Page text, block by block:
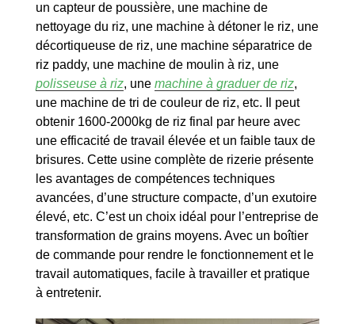
un capteur de poussière, une machine de
nettoyage du riz, une machine à détoner le riz, une
décortiqueuse de riz, une machine séparatrice de
riz paddy, une machine de moulin à riz, une
polisseuse à riz, une machine à graduer de riz,
une machine de tri de couleur de riz, etc. Il peut
obtenir 1600-2000kg de riz final par heure avec
une efficacité de travail élevée et un faible taux de
brisures. Cette usine complète de rizerie présente
les avantages de compétences techniques
avancées, d’une structure compacte, d’un exutoire
élevé, etc. C’est un choix idéal pour l’entreprise de
transformation de grains moyens. Avec un boîtier
de commande pour rendre le fonctionnement et le
travail automatiques, facile à travailler et pratique
à entretenir.